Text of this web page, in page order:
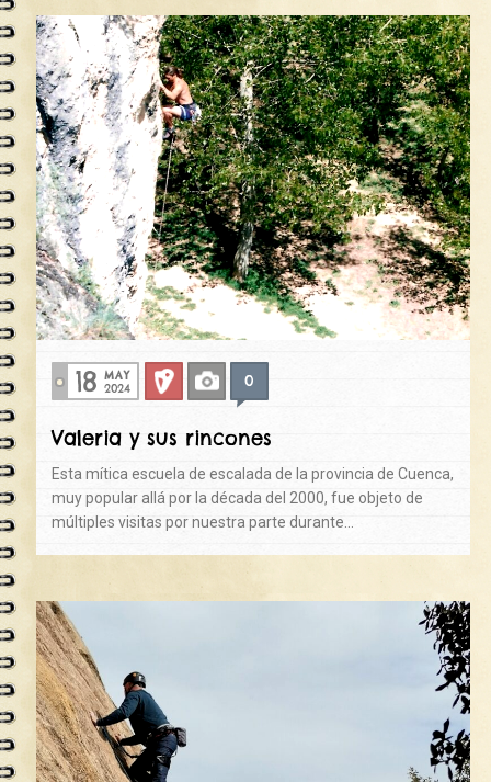
Deportiva
Fotos
18 MAY
2024 0
Valeria y sus rincones
Esta mítica escuela de escalada de la provincia de Cuenca,
muy popular allá por la década del 2000, fue objeto de
múltiples visitas por nuestra parte durante…